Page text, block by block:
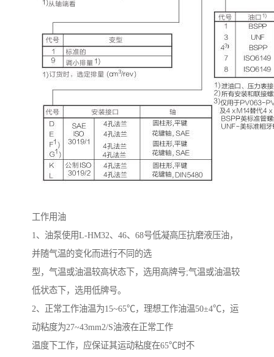
工作用油
1、油泵使用L-HM32、 46、 68号低凝高压抗磨液压油，
并随气温的变化而进行不同的选
型，气温或油温较高状态下，选用高牌号;气温或油温较
低状态下，选用低牌号。
2、正常工作油温为15~65℃，理想工作油温50±4℃，运
动粘度为27~43mm2/S油液在正常工作
温度下工作，应保证其运动粘度在65℃时不